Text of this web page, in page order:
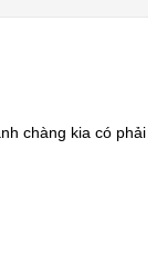
chàng kia có phải